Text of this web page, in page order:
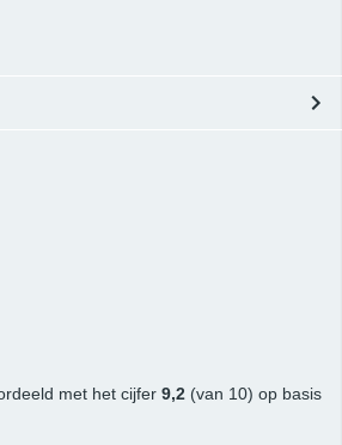
met het cijfer 9,2 (van 10) op basis